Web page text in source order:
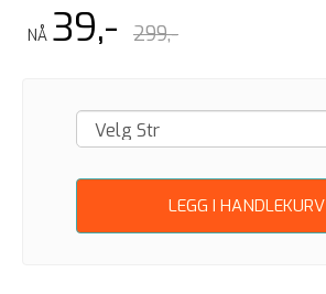
NÅ 39,- 299,-
LEGG I HANDLEKURV